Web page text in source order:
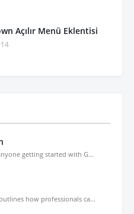
Açılır Menü Eklentisi
getting started with G...
how professionals ca...